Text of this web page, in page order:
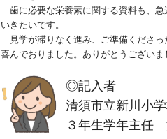
歯に必要な栄養素に関する資料も、急
いきたいです。
見学が滞りなく進み、ご準備くださっ
喜んでおりました。ありがとうございま
◎記入者
清須市立新川小
３年生学年主任